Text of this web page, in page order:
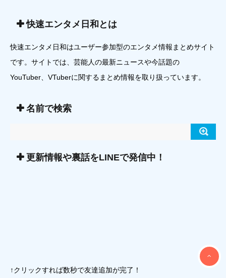
快速エンタメ日和とは
快速エンタメ日和はユーザー参加型のエンタメ情報まとめサイト
です。サイトでは、芸能人の最新ニュースや今話題の
YouTuber、VTuberに関するまとめ情報を取り扱っています。
名前で検索
更新情報や裏話をLINEで発信中！
↑クリックすれば数秒で友達追加が完了！